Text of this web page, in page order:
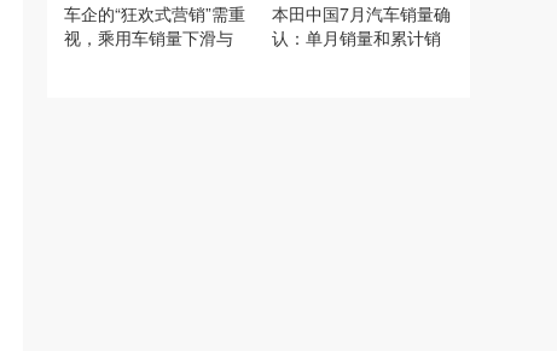
车企的“狂欢式营销”需重
视，乘用车销量下滑与
本田中国7月汽车销量确
认：单月销量和累计销